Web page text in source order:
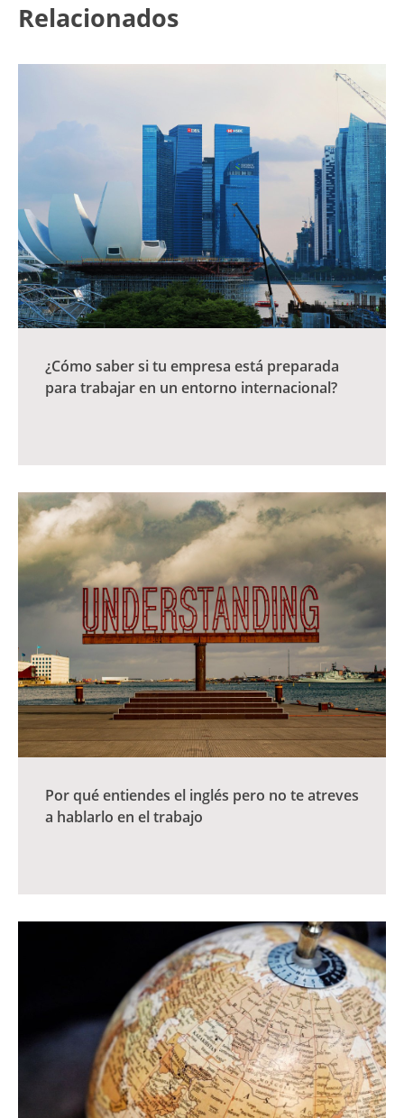
Relacionados
¿Cómo saber si tu empresa está preparada
para trabajar en un entorno internacional?
Por qué entiendes el inglés pero no te atreves
a hablarlo en el trabajo